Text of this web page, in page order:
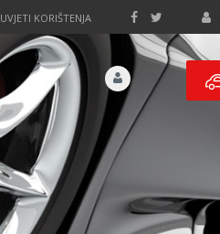
UVJETI KORIŠTENJA